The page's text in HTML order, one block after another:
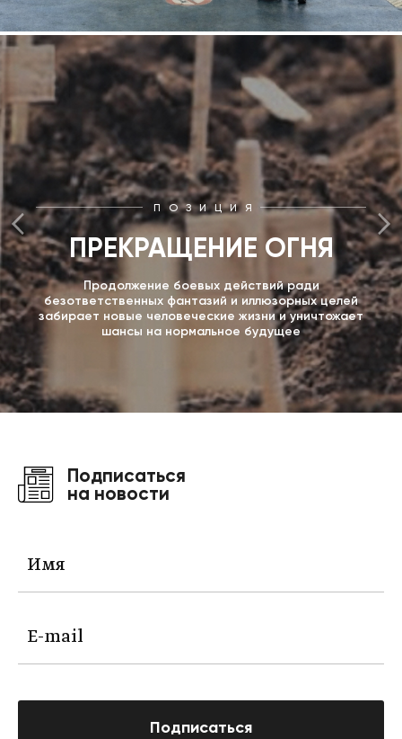
ПОЗИЦИЯ
ПРЕКРАЩЕНИЕ ОГНЯ
Продолжение боевых действий ради
безответственных фантазий и иллюзорных целей
забирает новые человеческие жизни и уничтожает
шансы на нормальное будущее
Подписаться
на новости
Подписаться